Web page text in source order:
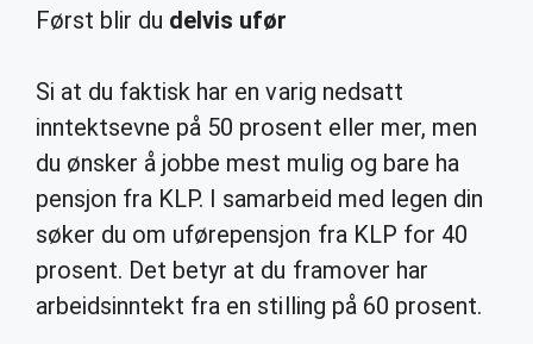
Først blir du delvis ufør
Si at du faktisk har en varig nedsatt
inntektsevne på 50 prosent eller mer, men
du ønsker å jobbe mest mulig og bare ha
pensjon fra KLP. I samarbeid med legen din
søker du om uførepensjon fra KLP for 40
prosent. Det betyr at du framover har
arbeidsinntekt fra en stilling på 60 prosent.